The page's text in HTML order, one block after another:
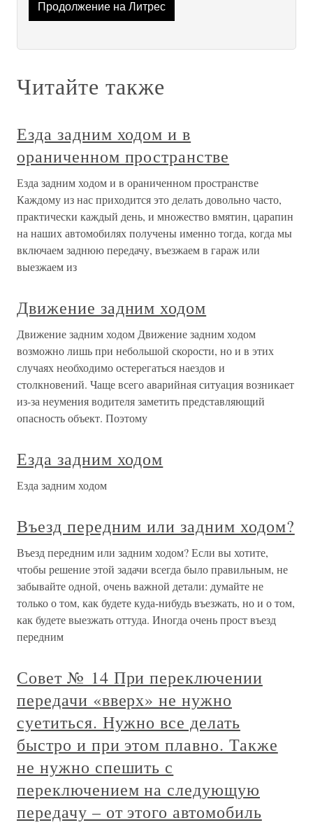
Продолжение на Литрес
Читайте также
Езда задним ходом и в
ораниченном пространстве
Езда задним ходом и в ораниченном пространстве
Каждому из нас приходится это делать довольно часто,
практически каждый день, и множество вмятин, царапин
на наших автомобилях получены именно тогда, когда мы
включаем заднюю передачу, въезжаем в гараж или
выезжаем из
Движение задним ходом
Движение задним ходом Движение задним ходом
возможно лишь при небольшой скорости, но и в этих
случаях необходимо остерегаться наездов и
столкновений. Чаще всего аварийная ситуация возникает
из-за неумения водителя заметить представляющий
опасность объект. Поэтому
Езда задним ходом
Езда задним ходом
Въезд передним или задним ходом?
Въезд передним или задним ходом? Если вы хотите,
чтобы решение этой задачи всегда было правильным, не
забывайте одной, очень важной детали: думайте не
только о том, как будете куда-нибудь въезжать, но и о том,
как будете выезжать оттуда. Иногда очень прост въезд
передним
Совет № 14 При переключении
передачи «вверх» не нужно
суетиться. Нужно все делать
быстро и при этом плавно. Также
не нужно спешить с
переключением на следующую
передачу – от этого автомобиль